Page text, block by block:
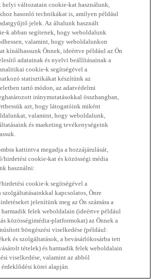
helyi változatain cookie-kat használunk,
hasonló technikákat is, amilyen például
jelek. Az általunk használt
k abban segítenek, hogy weboldalunk
valamint, hogy weboldalunkon
kínálhassunk Önnek, ideértve például az Ön
adatainak és nyelvi beállításainak a
cookie-k segítségével a
statisztikákat készítünk az
tartó módon, az adatvédelmi
iránymutatásokkal összhangban,
azt, hogy látogatóink miként
valamint, hogy weboldalunk,
és marketing tevékenységeink
kattintva megadja a hozzájárulását,
hirdetési cookie-kat és közösségi média
használni:
cookie-k segítségével a
szolgáltatásainkkal kapcsolatos, Önre
jelenítünk meg az Ön számára a
felek weboldalain (ideértve például
közösségimédia-platformokat) az Önnek a
böngészési viselkedése (például:
és szolgáltatások, a bevásárlókosárba tett
tételek) és harmadik felek weboldalain
viselkedése, valamint az abból
körei alapján.